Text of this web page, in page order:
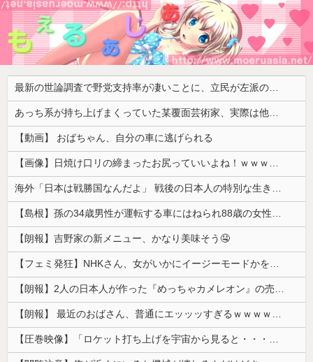
最新の世論調査で野党支持率が凄いことに、立民が左派の嫌う政策に賛同してしまった結果……
あっち系が持ち上げまくっていた某覆面芸術家、実際は他人に迷惑をかけまくりだったと証明されてしまい……
【動画】 おばちゃん、自分の車に逃げられる
【画像】日焼け口リの締まったお尻っていいよね！ｗｗｗｗｗ
海外「日本は戦勝国なんだよ」 戦後の日本人の特別な生き様に各国から称賛の声
【島根】孫の34歳男性が運転する車にはねられ88歳の女性が死亡…民家の敷地内での事故 奥出雲町
【朗報】吉野家の新メニュー、かなり美味そう🤤
【フェミ発狂】NHKさん、女がいかにイージーモードかをわかりやすく放映してしまうｗｗｗ
【朗報】2人の日本人が作った『めっちゃカメレオン』の売り上げ、１４７億円突破
【朗報】 最近のおばさん、普通にエッッッすぎるｗｗｗｗｗｗｗｗｗｗ
【圧巻映像】「ロケット打ち上げを宇宙から見ると・・・」の動画が衝撃的